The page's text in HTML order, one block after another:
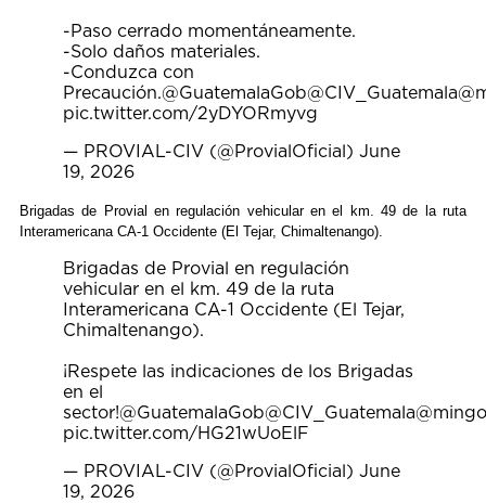
-Paso cerrado momentáneamente.
-Solo daños materiales.
-Conduzca con
Precaución.@GuatemalaGob@CIV_Guatemala
pic.twitter.com/2yDYORmyvg
— PROVIAL-CIV (@ProvialOficial) June
19, 2026
Brigadas de Provial en regulación vehicular en el km. 49 de la ruta
Interamericana CA-1 Occidente (El Tejar, Chimaltenango).
Brigadas de Provial en regulación
vehicular en el km. 49 de la ruta
Interamericana CA-1 Occidente (El Tejar,
Chimaltenango).
¡Respete las indicaciones de los Brigadas
en el
sector!@GuatemalaGob@CIV_Guatemala
pic.twitter.com/HG21wUoElF
— PROVIAL-CIV (@ProvialOficial) June
19, 2026